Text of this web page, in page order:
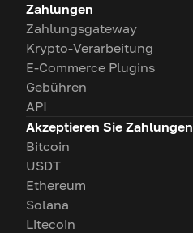
Zahlungen
Zahlungsgateway
Krypto-Verarbeitung
E-Commerce Plugins
Gebühren
API
Akzeptieren Sie Zahlungen
Bitcoin
USDT
Ethereum
Solana
Litecoin